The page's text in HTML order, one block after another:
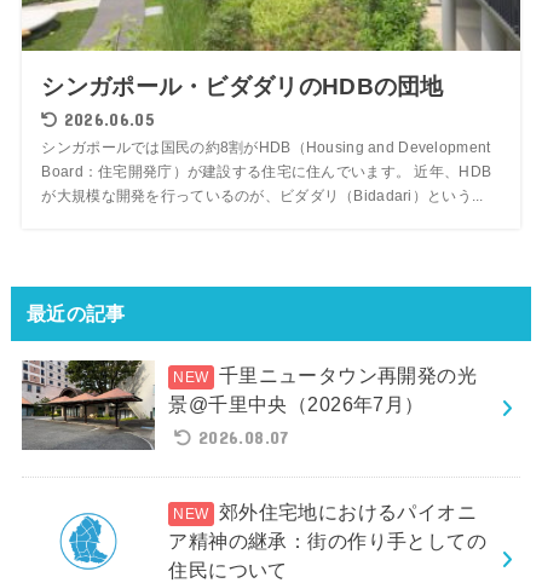
シンガポール・ビダダリのHDBの団地
2026.06.05
シンガポールでは国民の約8割がHDB（Housing and Development
Board：住宅開発庁）が建設する住宅に住んでいます。 近年、HDB
が大規模な開発を行っているのが、ビダダリ（Bidadari）という...
最近の記事
千里ニュータウン再開発の光
景@千里中央（2026年7月）
2026.08.07
郊外住宅地におけるパイオニ
ア精神の継承：街の作り手としての
住民について